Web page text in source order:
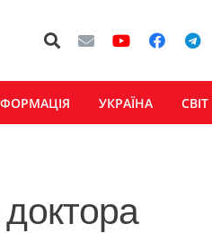
УКРАЇНА СВІТ